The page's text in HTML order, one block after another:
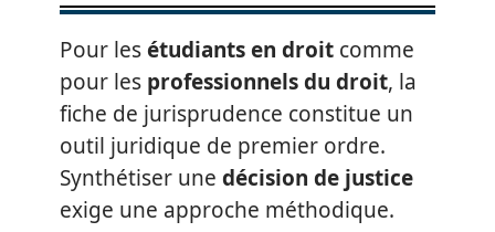
Pour lesétudiants en droit comme
pour les professionnels du droit, la
fiche de jurisprudence constitue un
outil juridique de premier ordre.
Synthétiser une décision de justice
exige une approche méthodique.